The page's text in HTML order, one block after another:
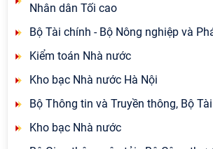
Nhân dân Tối cao
Bộ Tài chính - Bộ Nông nghiệp và
Kiểm toán Nhà nước
Kho bạc Nhà nước Hà Nội
Bộ Thông tin và Truyền thông, Bộ
Kho bạc Nhà nước